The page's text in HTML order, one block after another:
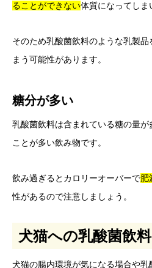
ることができない体質になってしま
そのため乳酸菌飲料のような乳製
まう可能性があります。
糖分が多い
乳酸菌飲料は含まれている糖の量
ことが多い飲み物です。
飲み過ぎるとカロリーオーバーで肥
性があるので注意しましょう。
犬猫への乳酸菌飲
犬猫の腸内環境が気になる場合や